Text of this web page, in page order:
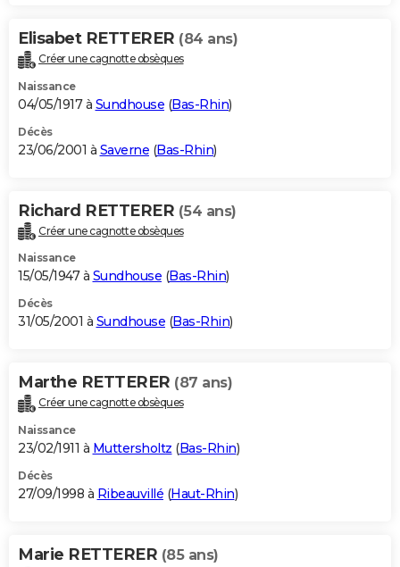
Elisabet RETTERER (84 ans)
Créer une cagnotte obsèques
Naissance
04/05/1917 à Sundhouse (Bas-Rhin)
Décès
23/06/2001 à Saverne (Bas-Rhin)
Richard RETTERER (54 ans)
Créer une cagnotte obsèques
Naissance
15/05/1947 à Sundhouse (Bas-Rhin)
Décès
31/05/2001 à Sundhouse (Bas-Rhin)
Marthe RETTERER (87 ans)
Créer une cagnotte obsèques
Naissance
23/02/1911 à Muttersholtz (Bas-Rhin)
Décès
27/09/1998 à Ribeauvillé (Haut-Rhin)
Marie RETTERER (85 ans)